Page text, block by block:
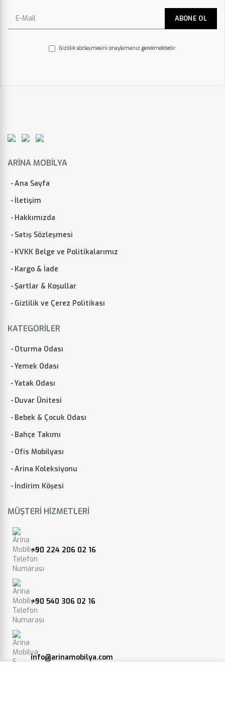
Gizlilik sözleşmesini onaylamanız gerekmektedir.
ARINA MOBILYA
Ana Sayfa
İletişim
Hakkımızda
Satış Sözleşmesi
KVKK Belge ve Politikalarımız
Kargo & İade
Şartlar & Koşullar
Gizlilik ve Çerez Politikası
KATEGORILER
Oturma Odası
Yemek Odası
Yatak Odası
Duvar Ünitesi
Bebek & Çocuk Odası
Bahçe Takımı
Ofis Mobilyası
Arina Koleksiyonu
İndirim Köşesi
MÜŞTERI HIZMETLERI
+90 224 206 02 16
+90 540 306 02 16
info@arinamobilya.com